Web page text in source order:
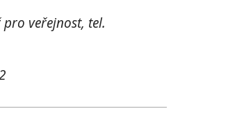
veřejnost, tel.